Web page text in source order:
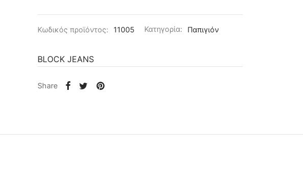
Κωδικός προϊόντος: 11005 Κατηγορία: Παπιγιόν
BLOCK JEANS
Share